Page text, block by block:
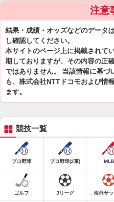
注意
結果・成績・オッズなどのデータ
し確認してください。
本サイトのページ上に掲載されて
期しておりますが、その内容の正
ではありません。 当該情報に基づ
も、株式会社NTTドコモおよび情
ます。
競技一覧
プロ野球 プロ野球(2軍) MLB
ゴルフ Jリーグ 海外サ